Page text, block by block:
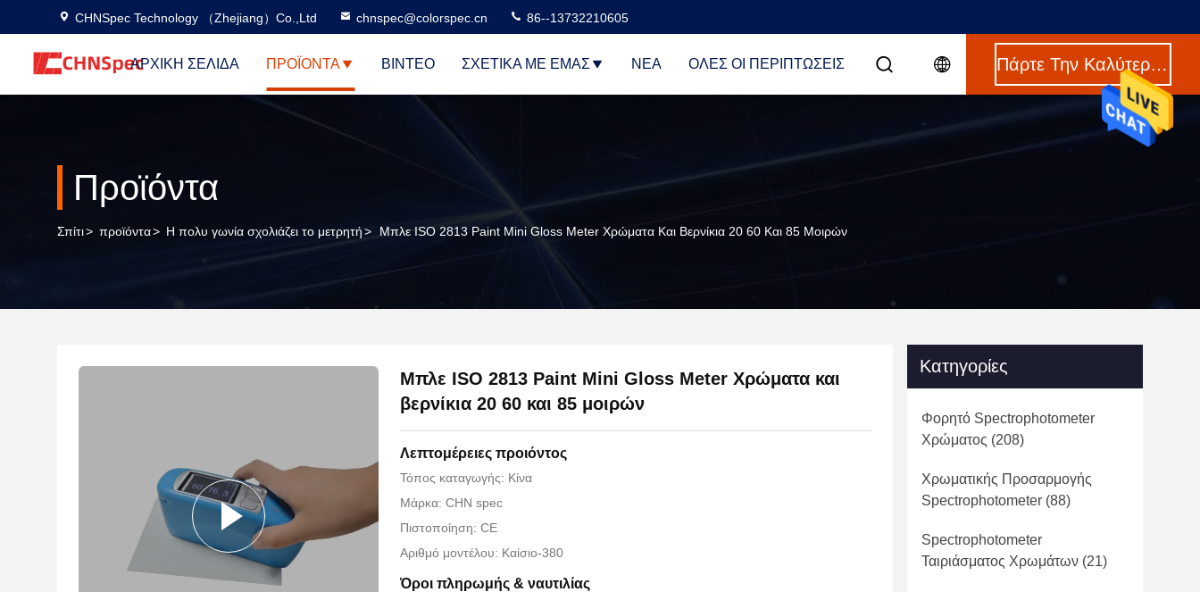
CHNSpec Technology （Zhejiang）Co.,Ltd chnspec@colorspec.cn 86--13732210605
ΑΡΧΙΚΉ ΣΕΛΊΔΑ ΠΡΟΪΌΝΤΑ ΒΊΝΤΕΟ ΣΧΕΤΙΚΆ ΜΕ ΕΜΆΣ ΝΈΑ ΌΛΕΣ ΟΙ ΠΕΡΙΠΤΏΣΕΙΣ Πάρτε Την Καλύτερη Τιμή
Προϊόντα
Σπίτι> προϊόντα> Η πολυ γωνία σχολιάζει το μετρητή> Μπλε ISO 2813 Paint Mini Gloss Meter Χρώματα Και Βερνίκια 20 60 Και 85 Μοιρών
Μπλε ISO 2813 Paint Mini Gloss Meter Χρώματα και
βερνίκια 20 60 και 85 μοιρών
Λεπτομέρειες προιόντος
Τόπος καταγωγής: Κίνα
Μάρκα: CHN spec
Πιστοποίηση: CE
Αριθμό μοντέλου: Καίσιο-380
Όροι πληρωμής & ναυτιλίας
Κατηγορίες
Φορητό Spectrophotometer
Χρώματος (208)
Χρωματικής Προσαρμογής
Spectrophotometer (88)
Spectrophotometer
Ταιριάσματος Χρωμάτων (21)